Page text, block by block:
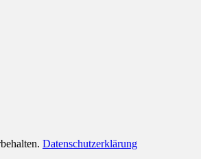
Datenschutzerklärung